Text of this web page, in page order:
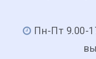
Пн-Пт 9.00-